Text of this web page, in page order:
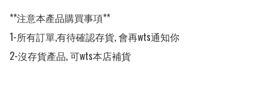
**注意本產品購買事項**
1-所有訂單,有待確認存貨, 會再wts通知你
2-沒存貨產品, 可wts本店補貨